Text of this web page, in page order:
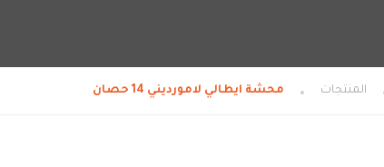
المنتجات محشة ايطالي لامورديني 14 حصان